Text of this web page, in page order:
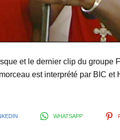
a
y
V
i
et le dernier clip du groupe
est interprété par BIC et
WHATSAPP